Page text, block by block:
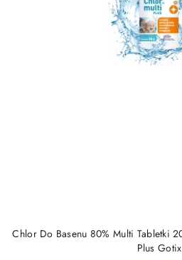
Chlor Do Basenu 80% Multi Tabletki
Plus Gotix